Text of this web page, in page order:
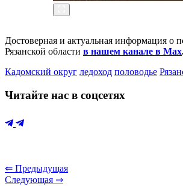
Достоверная и актуальная информация о
Рязанской области в нашем канале в Max
Кадомский округ ледоход половодье
Читайте нас в соцсетях
⇐ Предыдущая
Следующая ⇒